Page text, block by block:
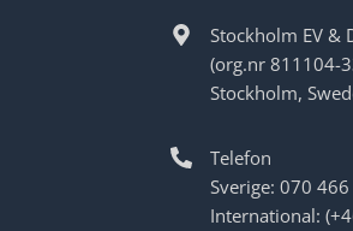
Stockholm EV &
(org.nr 811104-
Stockholm,
Telefon
Sverige: 070
International: